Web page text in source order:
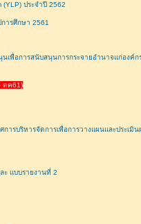
ประจำปี 2562
ารศึกษา 2561
เพื่อการสนับสนุนการกระจายอำนาจแก่องค์ก
ตค61)
รบริหารจัดการเพื่อการวางแผนและประเมิน
ะ แบบรายงานที่ 2